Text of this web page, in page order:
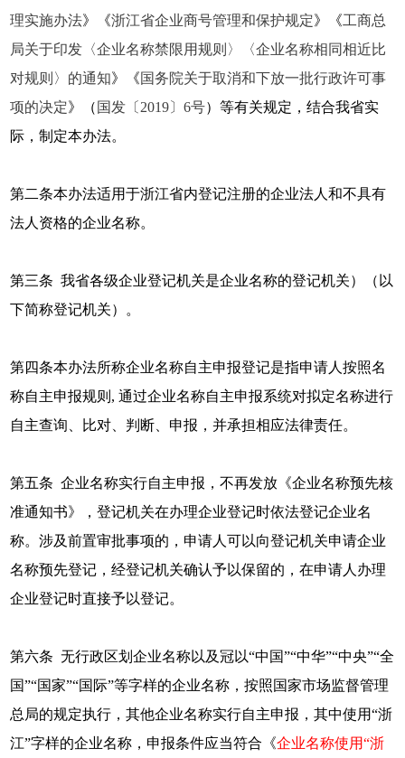
理实施办法》《浙江省企业商号管理和保护规定》《工商总
局关于印发〈企业名称禁限用规则〉〈企业名称相同相近比
对规则〉的通知》《国务院关于取消和下放一批行政许可事
项的决定》（ 国发〔2019〕6号）等有关规定，结合我省实
际，制定本办法。
第二条本办法适用于浙江省内登记注册的企业法人和不具有
法人资格的企业名称。
第三条 我省各级企业登记机关是企业名称的登记机关）（以
下简称登记机关）。
第四条本办法所称企业名称自主申报登记是指申请人按照名
称自主申报规则, 通过企业名称自主申报系统对拟定名称进行
自主查询、比对、判断、申报，并承担相应法律责任。
第五条 企业名称实行自主申报，不再发放《企业名称预先核
准通知书》，登记机关在办理企业登记时依法登记企业名
称。涉及前置审批事项的，申请人可以向登记机关申请企业
名称预先登记，经登记机关确认予以保留的，在申请人办理
企业登记时直接予以登记。
第六条 无行政区划企业名称以及冠以“中国”“中华”“中央”“全
国”“国家”“国际”等字样的企业名称，按照国家市场监督管理
总局的规定执行，其他企业名称实行自主申报，其中使用“浙
江”字样的企业名称，申报条件应当符合《企业名称使用“浙